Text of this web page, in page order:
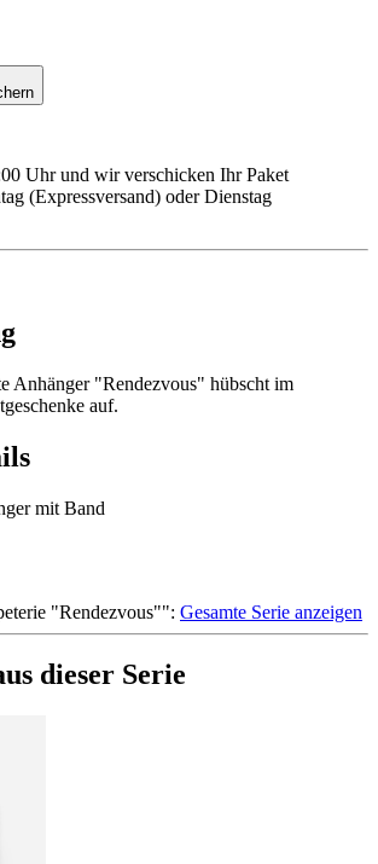
Uhr und wir verschicken Ihr Paket
(Expressversand) oder Dienstag
Anhänger "Rendezvous" hübscht im
auf.
mit Band
"Rendezvous"": Gesamte Serie anzeigen
dieser Serie